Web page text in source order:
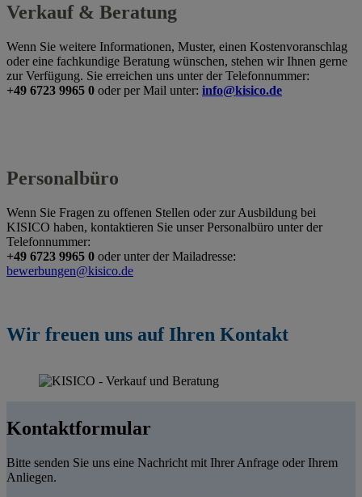
Verkauf & Beratung
Wenn Sie weitere Informationen, Muster, einen Kostenvoranschlag
oder eine fachkundige Beratung wünschen, stehen wir Ihnen gerne
zur Verfügung. Sie erreichen uns unter der Telefonnummer:
+49 6723 9965 0 oder per Mail unter: info@kisico.de
Personalbüro
Wenn Sie Fragen zu offenen Stellen oder zur Ausbildung bei
KISICO haben, kontaktieren Sie unser Personalbüro unter der
Telefonnummer:
+49 6723 9965 0 oder unter der Mailadresse:
bewerbungen@kisico.de
Wir freuen uns auf Ihren Kontakt
Kontaktformular
Bitte senden Sie uns eine Nachricht mit Ihrer Anfrage oder Ihrem
Anliegen.